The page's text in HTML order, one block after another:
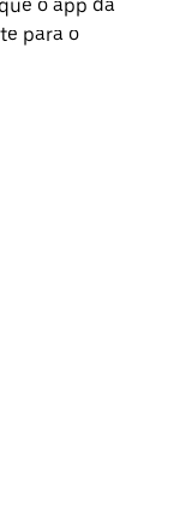
o app da
para o